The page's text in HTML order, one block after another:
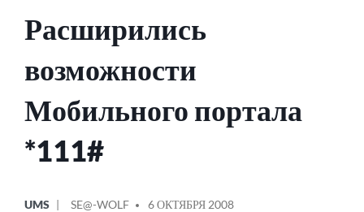
Расширились
возможности
Мобильного портала
*111#
В
UMS
ОТ
SE@-WOLF 6 ОКТЯБРЯ 2008